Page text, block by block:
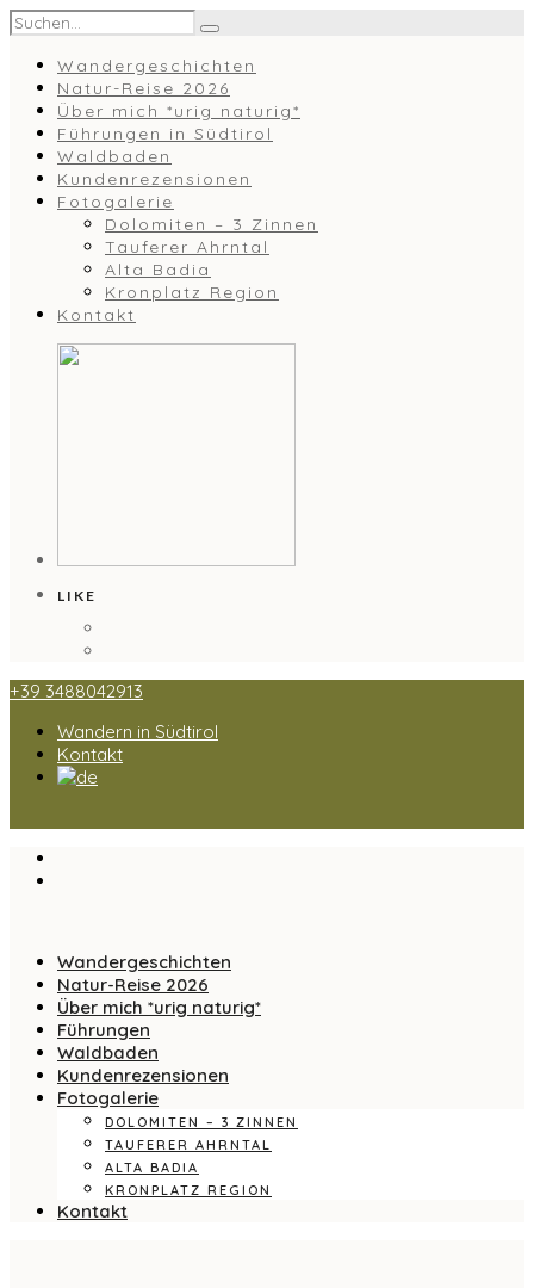
Wandergeschichten
Natur-Reise 2026
Über mich *urig naturig*
Führungen in Südtirol
Waldbaden
Kundenrezensionen
Fotogalerie
Dolomiten – 3 Zinnen
Tauferer Ahrntal
Alta Badia
Kronplatz Region
Kontakt
LIKE
+39 3488042913
Wandern in Südtirol
Kontakt
Wandergeschichten
Natur-Reise 2026
Über mich *urig naturig*
Führungen
Waldbaden
Kundenrezensionen
Fotogalerie
DOLOMITEN – 3 ZINNEN
TAUFERER AHRNTAL
ALTA BADIA
KRONPLATZ REGION
Kontakt